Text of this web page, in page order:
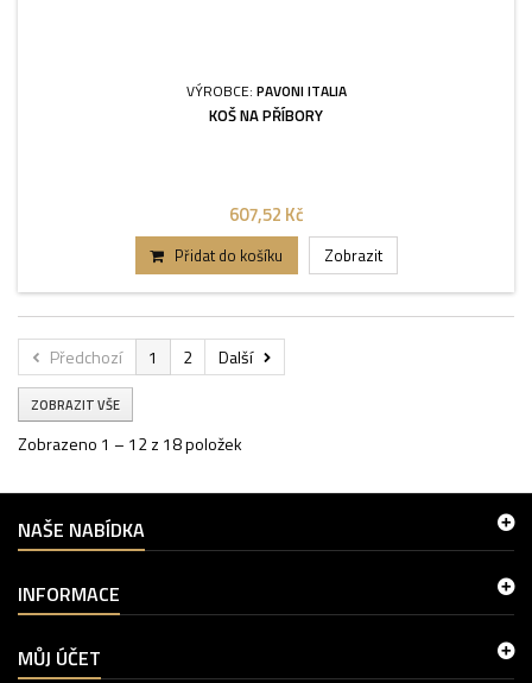
VÝROBCE: PAVONI ITALIA
KOŠ NA PŘÍBORY
607,52 Kč
Přidat do košíku Zobrazit
Předchozí 1 2 Další
ZOBRAZIT VŠE
Zobrazeno 1 – 12 z 18 položek
NAŠE NABÍDKA
INFORMACE
MŮJ ÚČET